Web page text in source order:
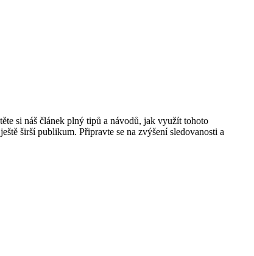
si náš článek plný tipů a návodů, jak využít tohoto
širší publikum. Připravte se na zvýšení sledovanosti a⁣